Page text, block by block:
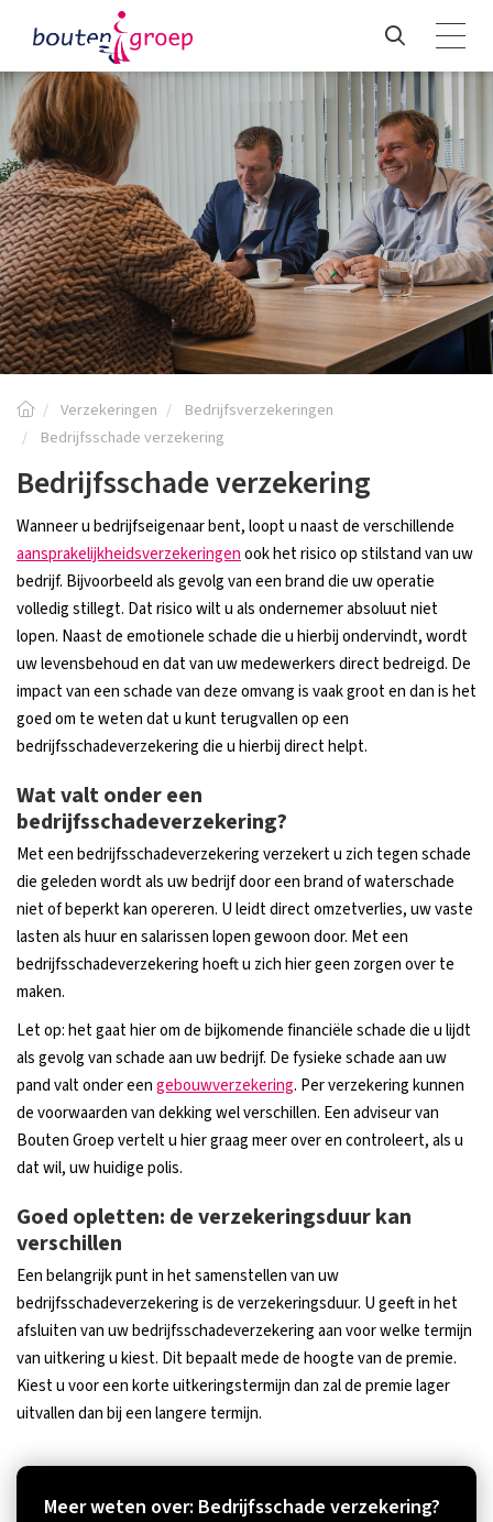
Verzekeringen
Bedrijfsverzekeringen
Bedrijfsschade verzekering
Bedrijfsschade verzekering
Wanneer u bedrijfseigenaar bent, loopt u naast de verschillende
aansprakelijkheidsverzekeringenook het risico op stilstand van uw
bedrijf. Bijvoorbeeld als gevolg van een brand die uw operatie
volledig stillegt. Dat risico wilt u als ondernemer absoluut niet
lopen. Naast de emotionele schade die u hierbij ondervindt, wordt
uw levensbehoud en dat van uw medewerkers direct bedreigd. De
impact van een schade van deze omvang is vaak groot en dan is het
goed om te weten dat u kunt terugvallen op een
bedrijfsschadeverzekering die u hierbij direct helpt.
Wat valt onder een
bedrijfsschadeverzekering?
Met een bedrijfsschadeverzekering verzekert u zich tegen schade
die geleden wordt als uw bedrijf door een brand of waterschade
niet of beperkt kan opereren. U leidt direct omzetverlies, uw vaste
lasten als huur en salarissen lopen gewoon door. Met een
bedrijfsschadeverzekering hoeft u zich hier geen zorgen over te
maken.
Let op: het gaat hier om de bijkomende financiële schade die u lijdt
als gevolg van schade aan uw bedrijf. De fysieke schade aan uw
pand valt onder eengebouwverzekering. Per verzekering kunnen
de voorwaarden van dekking wel verschillen. Een adviseur van
Bouten Groep vertelt u hier graag meer over en controleert, als u
dat wil, uw huidige polis.
Goed opletten: de verzekeringsduur kan
verschillen
Een belangrijk punt in het samenstellen van uw
bedrijfsschadeverzekering is de verzekeringsduur. U geeft in het
afsluiten van uw bedrijfsschadeverzekering aan voor welke termijn
van uitkering u kiest. Dit bepaalt mede de hoogte van de premie.
Kiest u voor een korte uitkeringstermijn dan zal de premie lager
uitvallen dan bij een langere termijn.
Meer weten over: Bedrijfsschade verzekering?